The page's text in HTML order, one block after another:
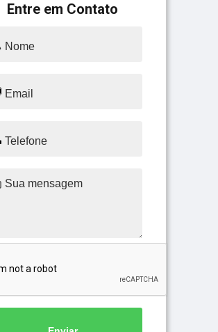
Entre em Contato